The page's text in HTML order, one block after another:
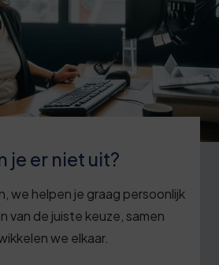
je er niet uit?
we helpen je graag persoonlijk
van de juiste keuze, samen
we elkaar.